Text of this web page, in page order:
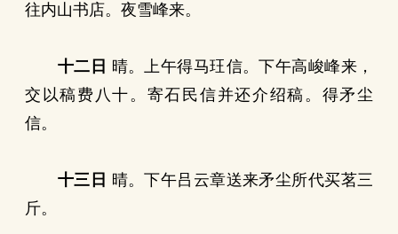
往内山书店。夜雪峰来。
十二日 晴。上午得马玨信。下午高峻峰来，
交以稿费八十。寄石民信并还介绍稿。得矛尘
信。
十三日 晴。下午吕云章送来矛尘所代买茗三
斤。